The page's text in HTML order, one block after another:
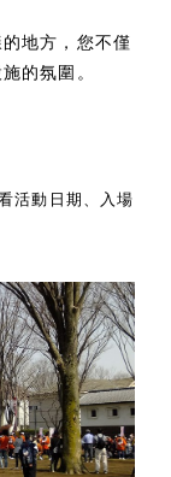
地方，您不僅
的氛圍。
活動日期、入場